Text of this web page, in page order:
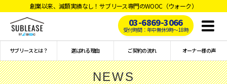
創業以来、減額実績なし！サブリース専門のWOOC（ウォーク）
03-6869-3066
受付時間：年中無休9時〜18時
サブリースとは？ 選ばれる理由 ご契約の流れ オーナー様の声
NEWS